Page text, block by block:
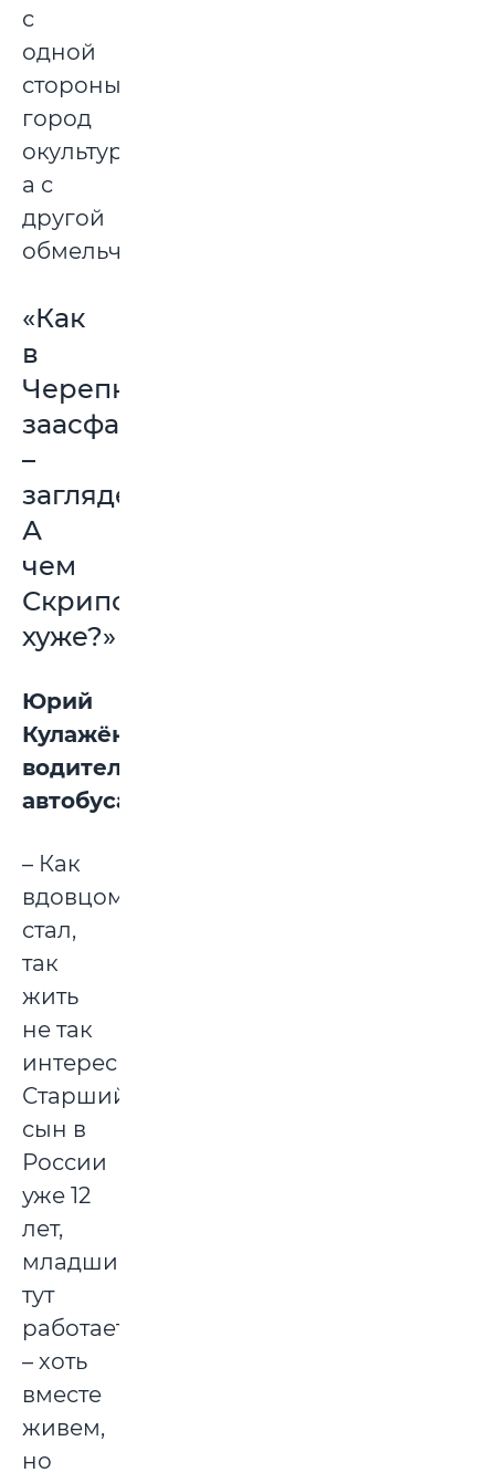
с
одной
стороны
город
окультурился,
а с
другой
обмельчал.
«Как
в
Черепках
заасфальтировали
–
загляденье!
А
чем
Скрипочка
хуже?»
Юрий
Кулажёнок,
водитель
автобуса:
– Как
вдовцом
стал,
так
жить
не так
интересно...
Старший
сын в
России
уже 12
лет,
младший
тут
работает
– хоть
вместе
живем,
но